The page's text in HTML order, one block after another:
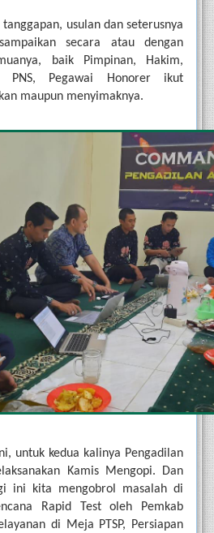
usulan dan seterusnya
secara atau dengan
baik Pimpinan, Hakim,
PNS, Pegawai Honorer ikut
maupun menyimaknya.
untuk kedua kalinya Pengadilan
Kamis Mengopi. Dan
ini kita mengobrol masalah di
Rapid Test oleh Pemkab
di Meja PTSP, Persiapan